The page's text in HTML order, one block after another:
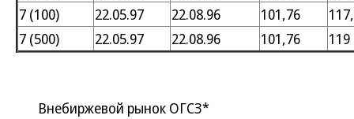
7 (100)
22.05.97 22.08.96 101,76
7 (500)
22.05.97 22.08.96 101,76 119
Внебиржевой рынок ОГСЗ*